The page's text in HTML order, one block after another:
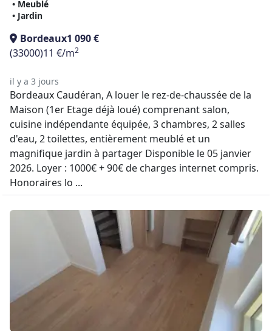
• Meublé
• Jardin
Bordeaux1 090 €
(33000)11 €/m2
il y a 3 jours
Bordeaux Caudéran, A louer le rez-de-chaussée de la
Maison (1er Etage déjà loué) comprenant salon,
cuisine indépendante équipée, 3 chambres, 2 salles
d'eau, 2 toilettes, entièrement meublé et un
magnifique jardin à partager Disponible le 05 janvier
2026. Loyer : 1000€ + 90€ de charges internet compris.
Honoraires lo ...